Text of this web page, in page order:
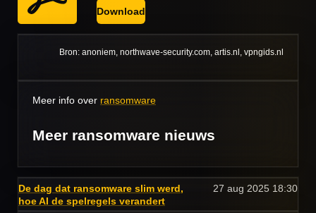
Download
Bron: anoniem, northwave-security.com, artis.nl, vpngids.nl
Meer info over ransomware
Meer ransomware nieuws
De dag dat ransomware slim werd,
hoe AI de spelregels verandert
27 aug 2025 18:30